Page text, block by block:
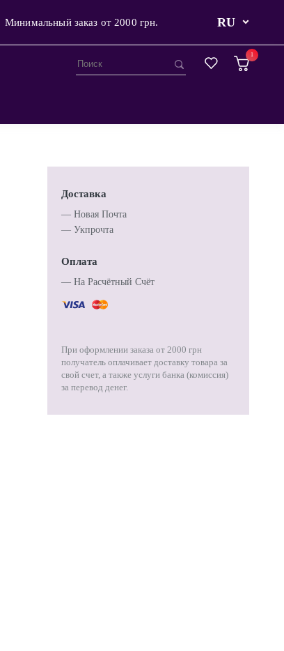
Минимальный заказ от 2000 грн. RU
1
Доставка
— Новая Почта
— Укпрочта
Оплата
— Hа Расчётный Счёт
При оформлении заказа от 2000 грн
получатель оплачивает доставку товара за
свой счет, а также услуги банка (комиссия)
за перевод денег.